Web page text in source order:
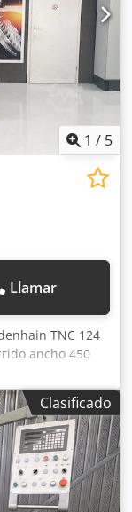
1 / 5
Llamar
TNC 124
ancho 450
mm
la mesa 100 kg
0 – 110 –
mm/min
32 Rango de
rpm Potencia
(An x Pr x Al)
Clasificado